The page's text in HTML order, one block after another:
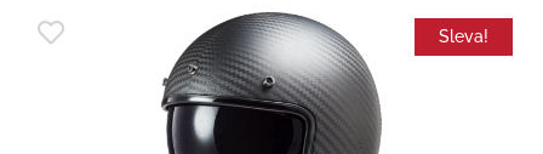
Sleva!